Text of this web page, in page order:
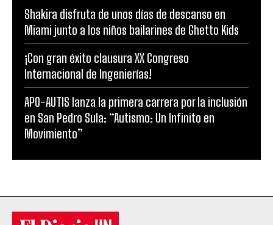
Shakira disfruta de unos días de descanso en
Miami junto a los niños bailarines de Ghetto Kids
¡Con gran éxito clausura XX Congreso
Internacional de Ingenierías!
APO-AUTIS lanza la primera carrera por la inclusión
en San Pedro Sula: “Autismo: Un Infinito en
Movimiento”